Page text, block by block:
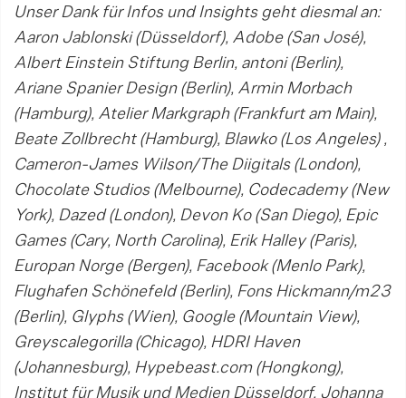
Unser Dank für Infos und Insights geht diesmal an:
Aaron Jablonski (Düsseldorf), Adobe (San José),
Albert Einstein Stiftung Berlin, antoni (Berlin),
Ariane Spanier Design (Berlin), Armin Morbach
(Hamburg), Atelier Markgraph (Frankfurt am Main),
Beate Zollbrecht (Hamburg), Blawko (Los Angeles) ,
Cameron-James Wilson/The Diigitals (London),
Chocolate Studios (Melbourne), Codecademy (New
York), Dazed (London), Devon Ko (San Diego), Epic
Games (Cary, North Carolina), Erik Halley (Paris),
Europan Norge (Bergen), Facebook (Menlo Park),
Flughafen Schönefeld (Berlin), Fons Hickmann/m23
(Berlin), Glyphs (Wien), Google (Mountain View),
Greyscalegorilla (Chicago), HDRI Haven
(Johannesburg), Hypebeast.com (Hongkong),
Institut für Musik und Medien Düsseldorf, Johanna